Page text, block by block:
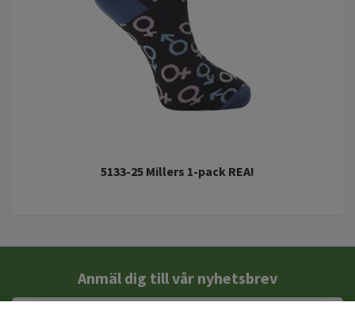
5133-25 Millers 1-pack REA!
Anmäl dig till vår nyhetsbrev